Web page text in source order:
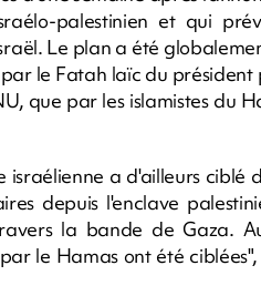
palestinien et qui
Le plan a été
le Fatah laïc du
que par les islamistes du
a d'ailleurs ciblé
depuis l'enclave
la bande de Gaza.
le Hamas ont été